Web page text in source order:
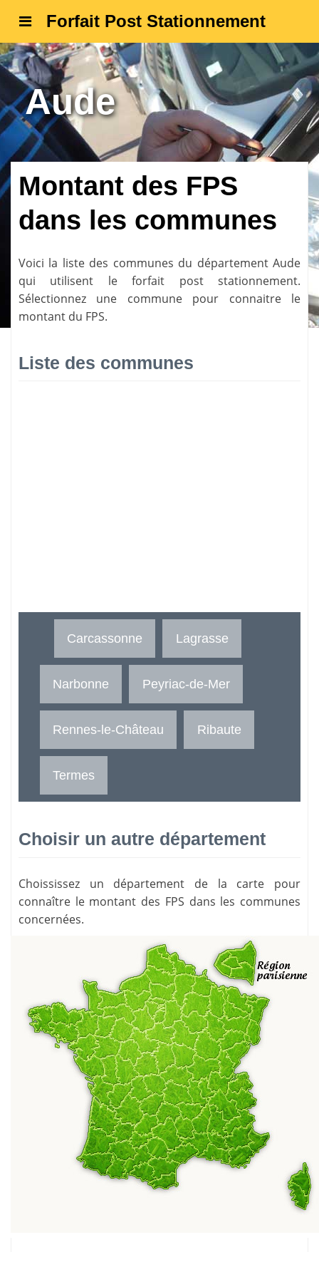
Forfait Post Stationnement
Aude
Montant des FPS
dans les communes
Voici la liste des communes du département Aude
qui utilisent le forfait post stationnement.
Sélectionnez une commune pour connaitre le
montant du FPS.
Liste des communes
Carcassonne Lagrasse
Narbonne Peyriac-de-Mer
Rennes-le-Château Ribaute
Termes
Choisir un autre département
Choississez un département de la carte pour
connaître le montant des FPS dans les communes
concernées.